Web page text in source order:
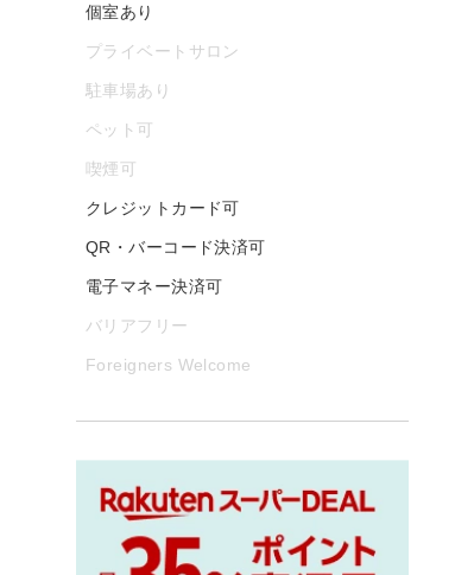
個室あり
プライベートサロン
駐車場あり
ペット可
喫煙可
クレジットカード可
QR・バーコード決済可
電子マネー決済可
バリアフリー
Foreigners Welcome